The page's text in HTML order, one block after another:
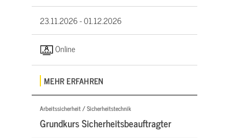
23.11.2026 -01.12.2026
Online
MEHR ERFAHREN
Arbeitssicherheit / Sicherheitstechnik
Grundkurs Sicherheitsbeauftragter